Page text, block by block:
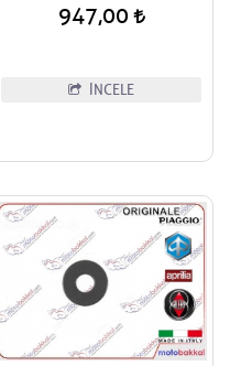
947,00
İNCELE